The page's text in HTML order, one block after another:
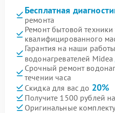
Бесплатная
ремонта
Ремонт бытовой
квалифицированного
Гарантия на наши
водонагревателей Midea
Срочный ремонт
течении часа
Скидка для вас до 20%
Получите 1500 рублей
Оригинальные